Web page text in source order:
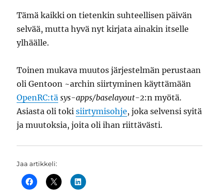
Tämä kaikki on tietenkin suhteellisen päivän
selvää, mutta hyvä nyt kirjata ainakin itselle
ylhäälle.
Toinen mukava muutos järjestelmän perustaan
oli Gentoon ~archin siirtyminen käyttämään
OpenRC:tä sys-apps/baselayout-2:n myötä.
Asiasta oli tokisiirtymisohje, joka selvensi syitä
ja muutoksia, joita oli ihan riittävästi.
Jaa artikkeli: